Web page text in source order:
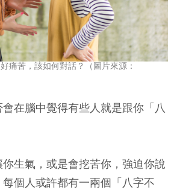
痛苦，該如何對話？（圖片來源：
在腦中覺得有些人就是跟你「八
生氣，或是會挖苦你，強迫你說
個人或許都有一兩個「八字不